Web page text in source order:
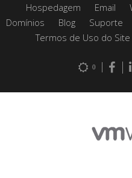
Hospedagem Email
Domínios
Blog Suporte
Termos de Uso do Site
0